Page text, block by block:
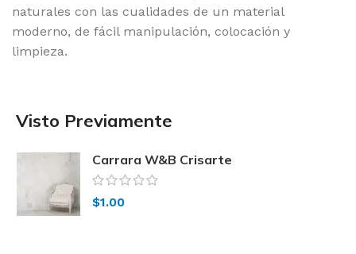
naturales con las cualidades de un material
moderno, de fácil manipulación, colocación y
limpieza.
Visto Previamente
Carrara W&B Crisarte
$1.00